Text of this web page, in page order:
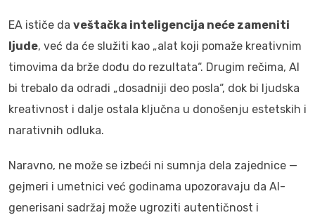
EA ističe da veštačka inteligencija neće zameniti
ljude, već da će služiti kao „alat koji pomaže kreativnim
timovima da brže dođu do rezultata“. Drugim rečima, AI
bi trebalo da odradi „dosadniji deo posla“, dok bi ljudska
kreativnost i dalje ostala ključna u donošenju estetskih i
narativnih odluka.
Naravno, ne može se izbeći ni sumnja dela zajednice —
gejmeri i umetnici već godinama upozoravaju da AI-
generisani sadržaj može ugroziti autentičnost i